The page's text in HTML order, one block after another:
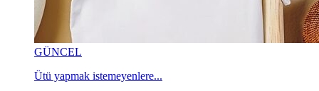
GÜNCEL
Ütü yapmak istemeyenlere...